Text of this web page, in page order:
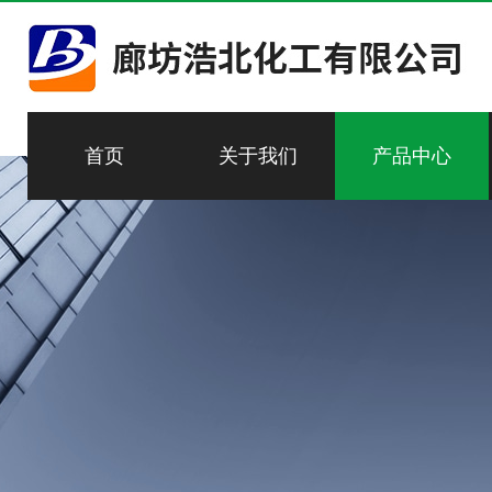
首页 关于我们 产品中心